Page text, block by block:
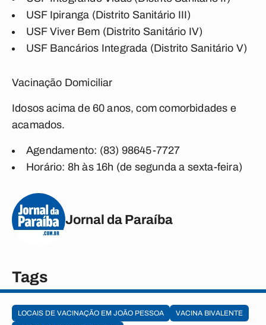
USF Ipiranga (Distrito Sanitário III)
USF Viver Bem (Distrito Sanitário IV)
USF Bancários Integrada (Distrito Sanitário V)
Vacinação Domiciliar
Idosos acima de 60 anos, com comorbidades e
acamados.
Agendamento: (83) 98645-7727
Horário: 8h às 16h (de segunda a sexta-feira)
Jornal da Paraíba
Tags
LOCAIS DE VACINAÇÃO EM JOÃO PESSOA
VACINA BIVALENTE